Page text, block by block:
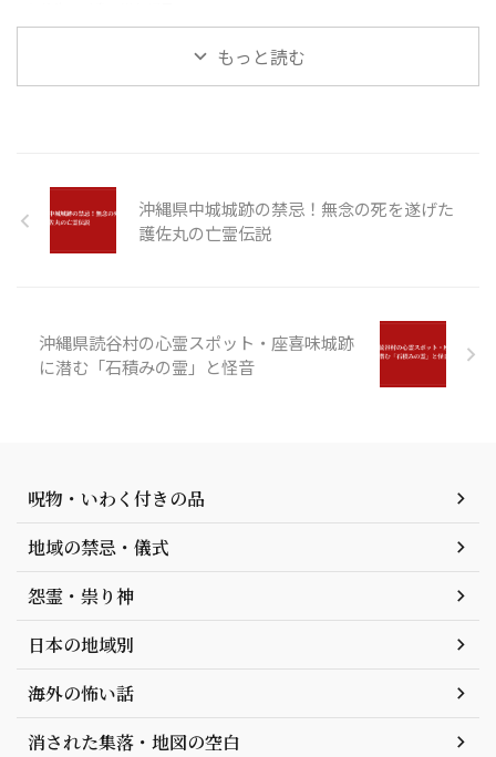
もっと読む
沖縄県中城城跡の禁忌！無念の死を遂げた
護佐丸の亡霊伝説
沖縄県読谷村の心霊スポット・座喜味城跡
に潜む「石積みの霊」と怪音
呪物・いわく付きの品
地域の禁忌・儀式
怨霊・祟り神
日本の地域別
海外の怖い話
消された集落・地図の空白